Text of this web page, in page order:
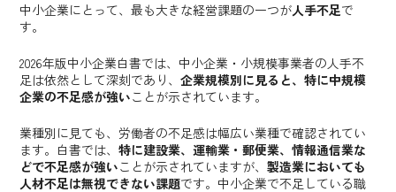
中小企業にとって、最も大きな経営課題の一つが人手不足で
す。
2026年版中小企業白書では、中小企業・小規模事業者の人手不
足は依然として深刻であり、企業規模別に見ると、特に中規模
企業の不足感が強いことが示されています。
業種別に見ても、労働者の不足感は幅広い業種で確認されてい
ます。白書では、特に建設業、運輸業・郵便業、情報通信業な
どで不足感が強いことが示されていますが、製造業においても
人材不足は無視できない課題です。中小企業で不足している職